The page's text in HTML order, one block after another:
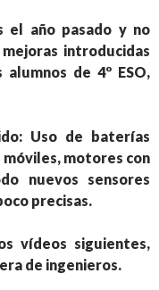
el año pasado y no
introducidas
de 4º ESO,
Uso de baterías
motores con
nuevos sensores
precisas.
vídeos siguientes,
de ingenieros.